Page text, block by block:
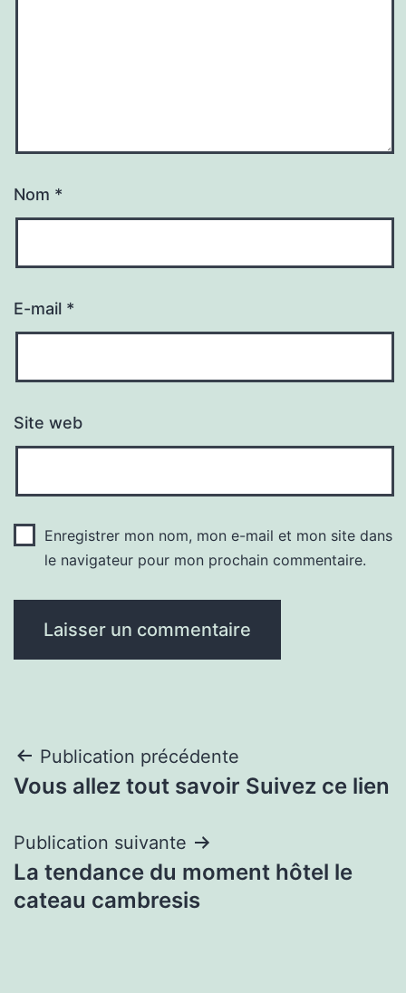
Nom *
E-mail *
Site web
Enregistrer mon nom, mon e-mail et mon site dans
le navigateur pour mon prochain commentaire.
Navigation
de
l’article
Publication précédente
Vous allez tout savoir Suivez ce lien
Publication suivante
La tendance du moment hôtel le
cateau cambresis